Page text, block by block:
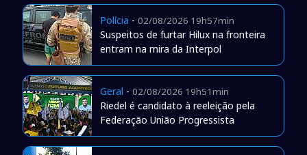
Polícia - 02/08/2026 19h57min
Suspeitos de furtar Hilux na fronteira
entram na mira da Interpol
Geral - 02/08/2026 19h51min
Riedel é candidato à reeleição pela
Federação União Progressista